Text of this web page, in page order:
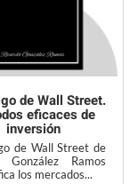
de Wall Street.
eficaces de
inversión
de Wall Street de
González Ramos
los mercados...